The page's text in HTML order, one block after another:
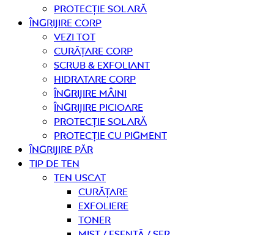
Protecție solară
Îngrijire CORP
Vezi tot
curățare corp
Scrub & exfoliant
Hidratare corp
Îngrijire mâini
Îngrijire picioare
Protecție solară
Protecție cu pigment
Îngrijire PĂR
TIP DE TEN
Ten uscat
curățare
Exfoliere
Toner